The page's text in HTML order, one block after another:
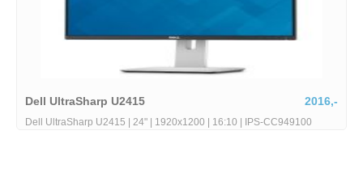
2016,-
16:10 | IPS-CC949100
Lenovo ThinkPad T14 Gen2 stav B Core i5-